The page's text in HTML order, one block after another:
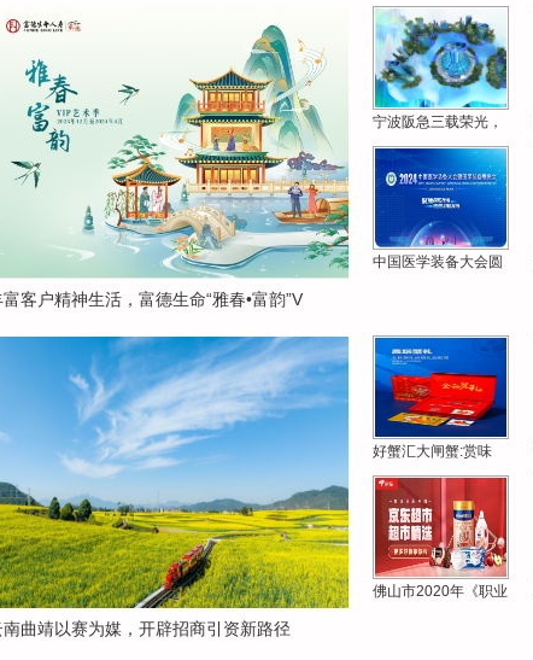
富客户精神生活，富德生命“雅春•富韵”V
宁波阪急三载荣光，
中国医学装备大会圆
南曲靖以赛为媒，开辟招商引资新路径
好蟹汇大闸蟹:赏味
佛山市2020年《职业